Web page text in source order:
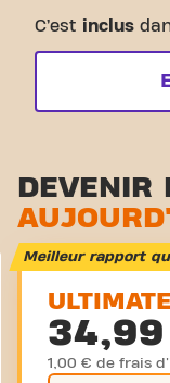
C’est inclus
DEVENIR
Meilleur rapport
ULTIMATE
1,00 € de frais